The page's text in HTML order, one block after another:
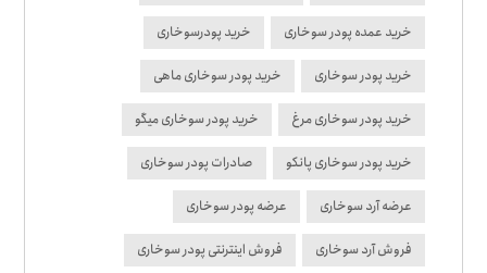
خرید عمده پودر سوخاری خرید پودرسوخاری
خرید پودر سوخاری خرید پودر سوخاری ماهی
خرید پودر سوخاری مرغ خرید پودر سوخاری میگو
خرید پودر سوخاری پانکو صادرات پودر سوخاری
عرضه آرد سوخاری عرضه پودر سوخاری
فروش آرد سوخاری فروش اینترنتی پودر سوخاری